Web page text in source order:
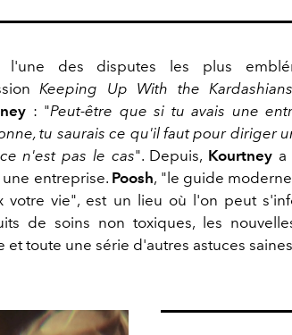
l'une des disputes les plus
Keeping Up With the Kardashians
: "Peut-être que si tu avais une
tu saurais ce qu'il faut pour diriger
n'est pas le cas". Depuis, Kourtneya
une entreprise. Poosh, "le guide
votre vie", est un lieu où l'on peut
de soins non toxiques, les
et toute une série d'autres astuces